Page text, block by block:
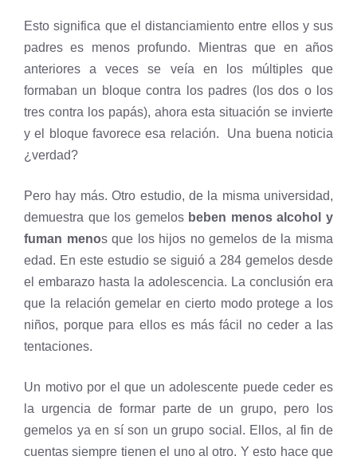
Esto significa que el distanciamiento entre ellos y sus
padres es menos profundo. Mientras que en años
anteriores a veces se veía en los múltiples que
formaban un bloque contra los padres (los dos o los
tres contra los papás), ahora esta situación se invierte
y el bloque favorece esa relación. Una buena noticia
¿verdad?
Pero hay más. Otro estudio, de la misma universidad,
demuestra que los gemelos beben menos alcohol y
fuman menos que los hijos no gemelos de la misma
edad. En este estudio se siguió a 284 gemelos desde
el embarazo hasta la adolescencia. La conclusión era
que la relación gemelar en cierto modo protege a los
niños, porque para ellos es más fácil no ceder a las
tentaciones.
Un motivo por el que un adolescente puede ceder es
la urgencia de formar parte de un grupo, pero los
gemelos ya en sí son un grupo social. Ellos, al fin de
cuentas siempre tienen el uno al otro. Y esto hace que